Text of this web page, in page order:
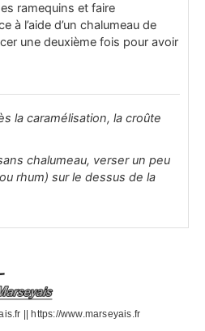
ramequins et faire
à l’aide d’un chalumeau de
une deuxième fois pour avoir
la caramélisation, la croûte
chalumeau, verser un peu
rhum) sur le dessus de la
|| https://www.marseyais.fr